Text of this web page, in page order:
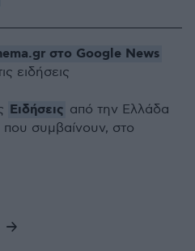
στο Google News
ειδήσεις
Ειδήσεις από την Ελλάδα
που συμβαίνουν, στο